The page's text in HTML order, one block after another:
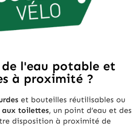
l'eau potable et
à proximité ?
et bouteilles réutilisables ou
aux toilettes, un point d’eau et des
disposition à proximité de